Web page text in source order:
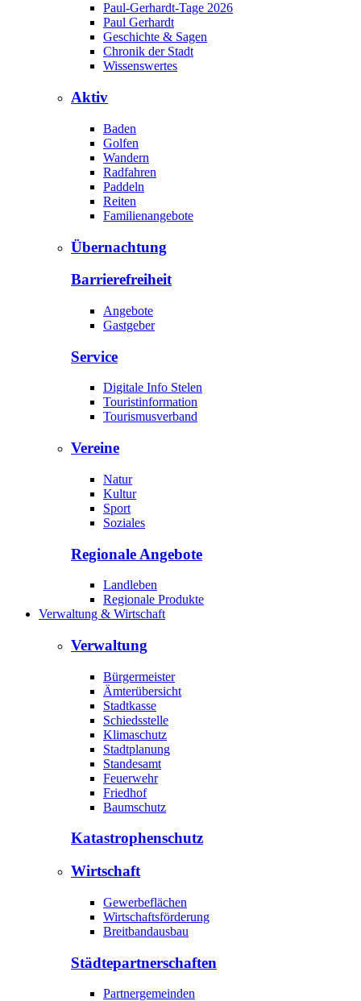
Paul-Gerhardt-Tage 2026
Paul Gerhardt
Geschichte & Sagen
Chronik der Stadt
Wissenswertes
Aktiv
Baden
Golfen
Wandern
Radfahren
Paddeln
Reiten
Familienangebote
Übernachtung
Barrierefreiheit
Angebote
Gastgeber
Service
Digitale Info Stelen
Touristinformation
Tourismusverband
Vereine
Natur
Kultur
Sport
Soziales
Regionale Angebote
Landleben
Regionale Produkte
Verwaltung & Wirtschaft
Verwaltung
Bürgermeister
Ämterübersicht
Stadtkasse
Schiedsstelle
Klimaschutz
Stadtplanung
Standesamt
Feuerwehr
Friedhof
Baumschutz
Katastrophen­schutz
Wirtschaft
Gewerbeflächen
Wirtschaftsförderung
Breitbandausbau
Städte­partnerschaften
Partnergemeinden